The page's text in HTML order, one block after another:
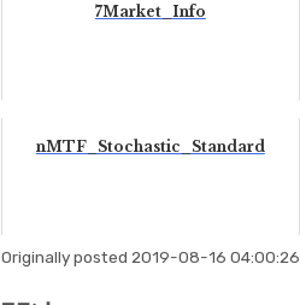
7Market_Info
nMTF_Stochastic_Standard
Originally posted 2019-08-16 04:00:26.